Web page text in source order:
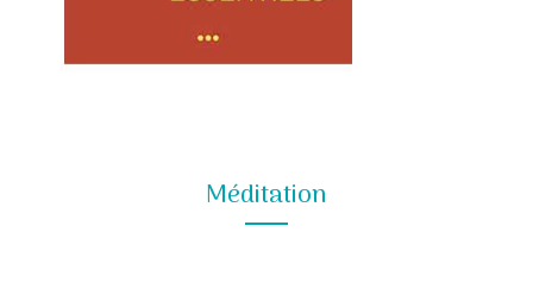
Méditation